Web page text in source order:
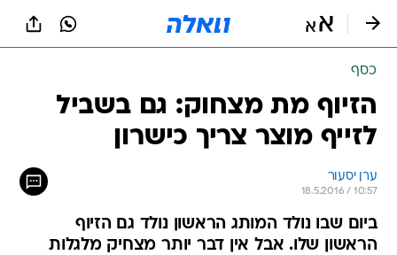
כסף
הזיוף מת מצחוק: גם בשביל
לזייף מוצר צריך כישרון
ערן יסעור
18.5.2016 / 10:57
ביום שבו נולד המותג הראשון נולד גם הזיוף
הראשון שלו. אבל אין דבר יותר מצחיק מלגלות